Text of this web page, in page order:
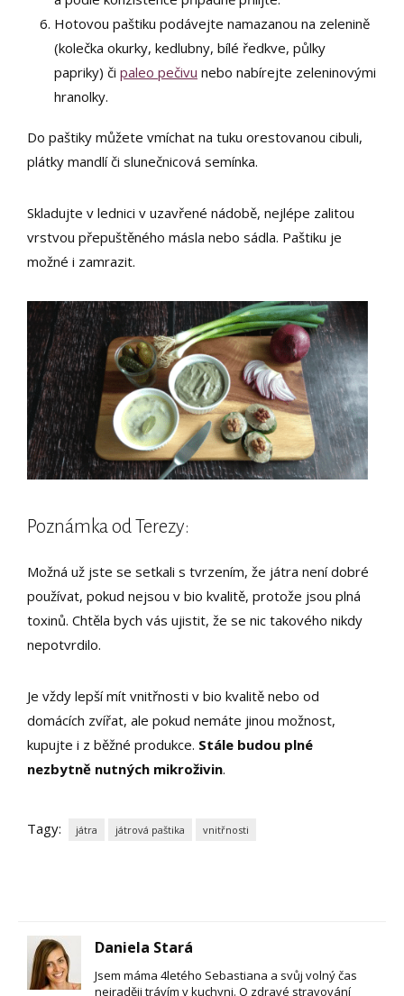
Hotovou paštiku podávejte namazanou na zelenině
(kolečka okurky, kedlubny, bílé ředkve, půlky
papriky) či paleo pečivu nebo nabírejte zeleninovými
hranolky.
Do paštiky můžete vmíchat na tuku orestovanou cibuli,
plátky mandlí či slunečnicová semínka.
Skladujte v lednici v uzavřené nádobě, nejlépe zalitou
vrstvou přepuštěného másla nebo sádla. Paštiku je
možné i zamrazit.
Poznámka od Terezy:
Možná už jste se setkali s tvrzením, že játra není dobré
používat, pokud nejsou v bio kvalitě, protože jsou plná
toxinů. Chtěla bych vás ujistit, že se nic takového nikdy
nepotvrdilo.
Je vždy lepší mít vnitřnosti v bio kvalitě nebo od
domácích zvířat, ale pokud nemáte jinou možnost,
kupujte i z běžné produkce. Stále budou plné
nezbytně nutných mikroživin.
Tagy: játra játrová paštika vnitřnosti
Daniela Stará
Jsem máma 4letého Sebastiana a svůj volný čas
nejraději trávím v kuchyni. O zdravé stravování